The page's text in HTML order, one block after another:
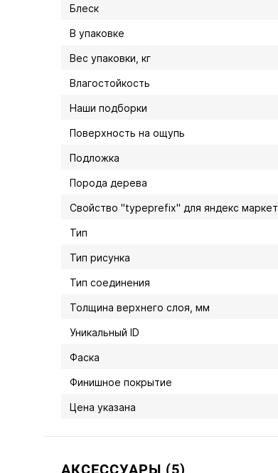
Блеск
В упаковке
Вес упаковки, кг
Влагостойкость
Наши подборки
Поверхность на ощупь
Подложка
Порода дерева
Свойство "typeprefix" для яндекс маркет
Тип
Тип рисунка
Тип соединения
Толщина верхнего слоя, мм
Уникальный ID
Фаска
Финишное покрытие
Цена указана
АКСЕССУАРЫ (5)